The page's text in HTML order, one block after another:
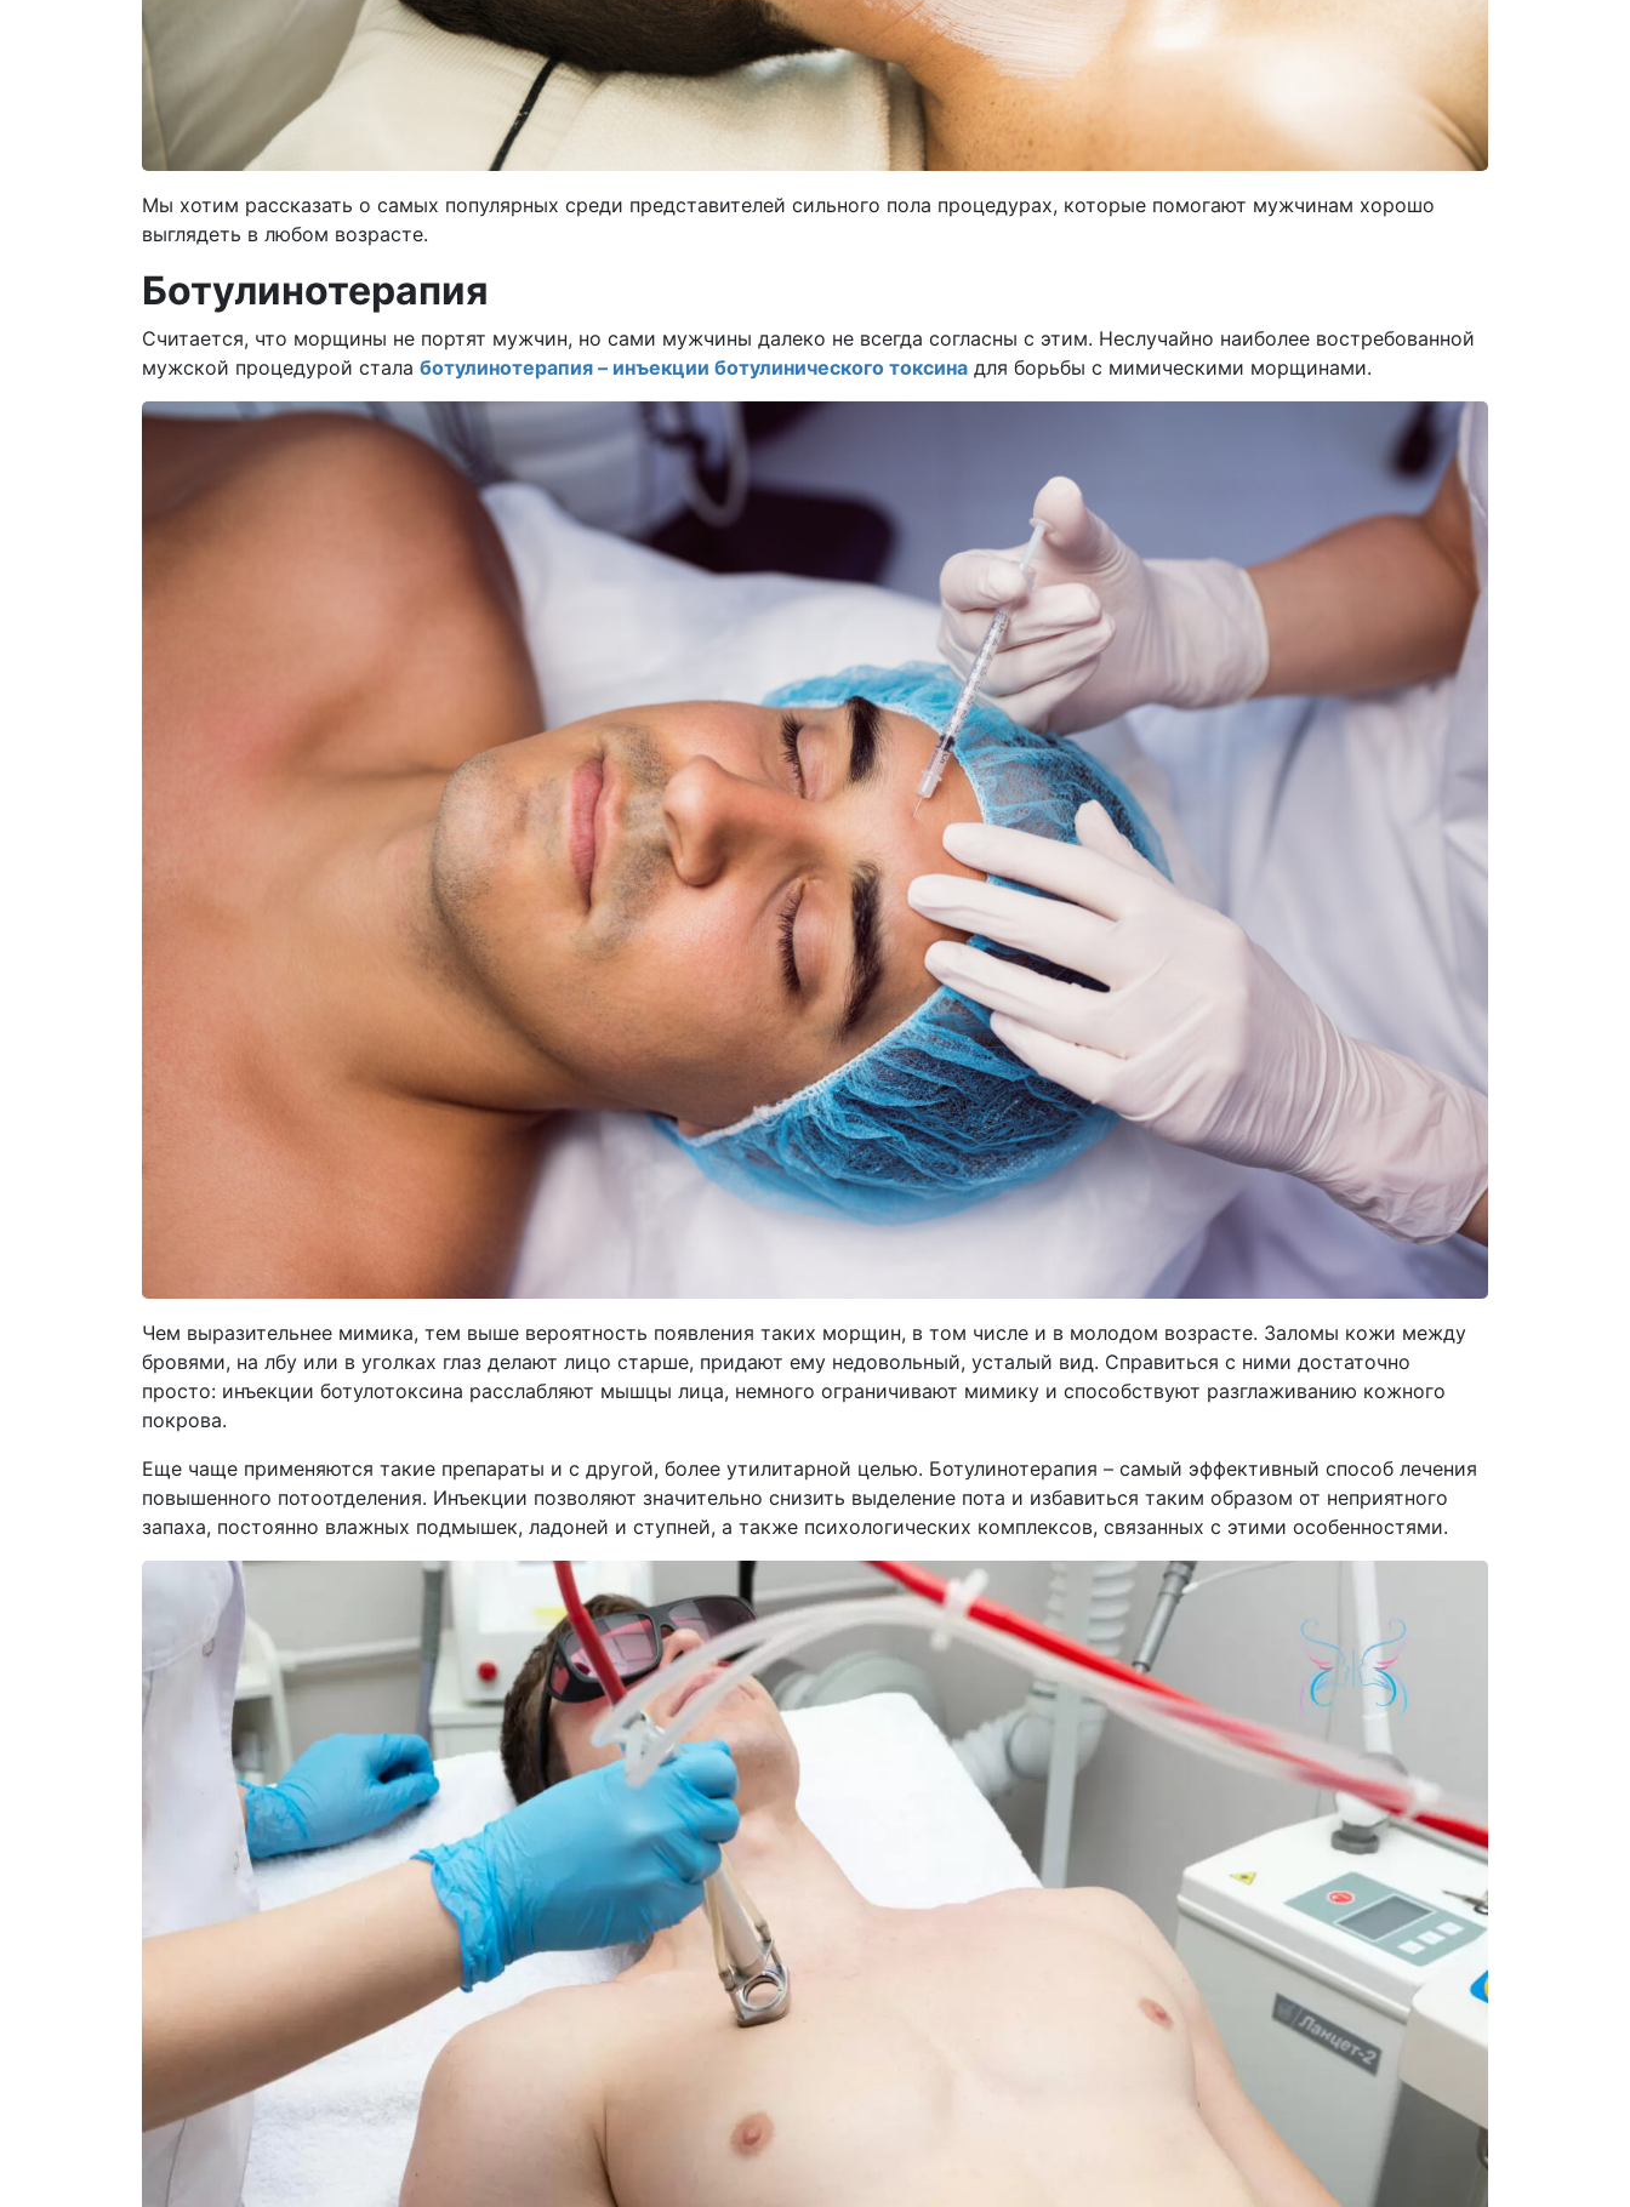
Мы хотим рассказать о самых популярных среди представителей сильного пола процедурах, которые помогают мужчинам хорошо
выглядеть в любом возрасте.
Ботулинотерапия
Считается, что морщины не портят мужчин, но сами мужчины далеко не всегда согласны с этим. Неслучайно наиболее востребованной
мужской процедурой стала ботулинотерапия – инъекции ботулинического токсина для борьбы с мимическими морщинами.
Чем выразительнее мимика, тем выше вероятность появления таких морщин, в том числе и в молодом возрасте. Заломы кожи между
бровями, на лбу или в уголках глаз делают лицо старше, придают ему недовольный, усталый вид. Справиться с ними достаточно
просто: инъекции ботулотоксина расслабляют мышцы лица, немного ограничивают мимику и способствуют разглаживанию кожного
покрова.
Еще чаще применяются такие препараты и с другой, более утилитарной целью. Ботулинотерапия – самый эффективный способ лечения
повышенного потоотделения. Инъекции позволяют значительно снизить выделение пота и избавиться таким образом от неприятного
запаха, постоянно влажных подмышек, ладоней и ступней, а также психологических комплексов, связанных с этими особенностями.